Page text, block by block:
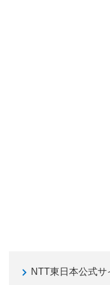
NTT東日本公式サ